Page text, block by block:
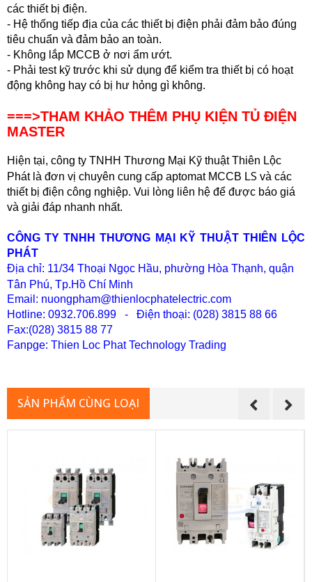
các thiết bị điện.
- Hệ thống tiếp địa của các thiết bị điện phải đảm bảo đúng
tiêu chuẩn và đảm bảo an toàn.
- Không lắp MCCB ở nơi ẩm ướt.
- Phải test kỹ trước khi sử dụng để kiểm tra thiết bị có hoạt
động không hay có bị hư hỏng gì không.
===>THAM KHẢO THÊM PHỤ KIỆN TỦ ĐIỆN
MASTER
Hiện tại, công ty TNHH Thương Mại Kỹ thuật Thiên Lộc
Phát là đơn vị chuyên cung cấp aptomat MCCB LS và các
thiết bị điện công nghiệp. Vui lòng liên hệ để được báo giá
và giải đáp nhanh nhất.
CÔNG TY TNHH THƯƠNG MẠI KỸ THUẬT THIÊN LỘC
PHÁT
Địa chỉ: 11/34 Thoại Ngọc Hầu, phường Hòa Thạnh, quận
Tân Phú, Tp.Hồ Chí Minh
Email: nuongpham@thienlocphatelectric.com
Hotline: 0932.706.899 - Điện thoại: (028) 3815 88 66
Fax:(028) 3815 88 77
Fanpge: Thien Loc Phat Technology Trading
SẢN PHẨM CÙNG LOẠI